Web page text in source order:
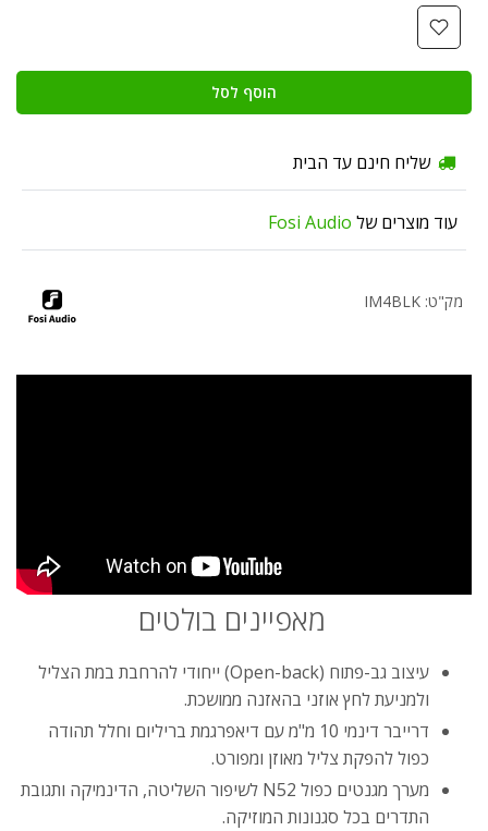
הוסף לסל
שליח חינם עד הבית
עוד מוצרים של Fosi Audio
מק"ט: IM4BLK
מאפיינים בולטים
עיצוב גב-פתוח (Open-back) ייחודי להרחבת במת הצליל
ולמניעת לחץ אוזני בהאזנה ממושכת.
דרייבר דינמי 10 מ"מ עם דיאפרגמת בריליום וחלל תהודה
כפול להפקת צליל מאוזן ומפורט.
מערך מגנטים כפול N52 לשיפור השליטה, הדינמיקה ותגובת
התדרים בכל סגנונות המוזיקה.